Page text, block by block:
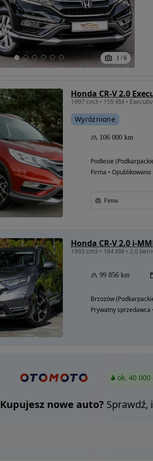
1 / 6
Honda CR-V 2.0
1997 cm3 • 155 KM •
Wyróżnione
106 000 km
Podlesie
Firma • Opublikowano
Firma
Honda CR-V 2.0 i-
1993 cm3 • 184 KM • 2,0
99 856 km
Brzozów
Prywatny sprzedawca
ok. 40
Kupujesz nowe auto? Sprawdź,